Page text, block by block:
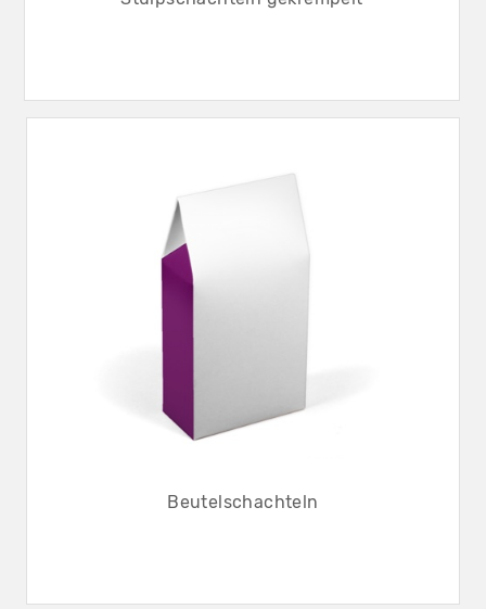
Beutelschachteln